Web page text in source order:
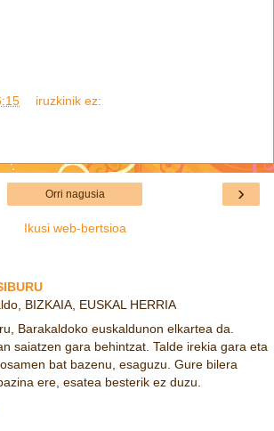
iruzkinik ez:
›
Orri nagusia
Ikusi web-bertsioa
BIZKAIA, EUSKAL HERRIA
Barakaldoko euskaldunon elkartea da.
saiatzen gara behintzat. Talde irekia gara eta
bat bazenu, esaguzu. Gure bilera
ere, esatea besterik ez duzu.